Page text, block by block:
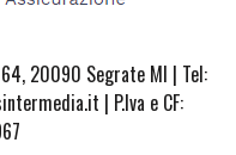
64, 20090 Segrate MI | Tel:
| P.Iva e CF: